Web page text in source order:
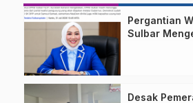
Pergantian
Sulbar
Desak